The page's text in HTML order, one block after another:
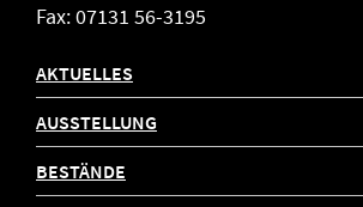
Fax: 07131 56-3195
AKTUELLES
AUSSTELLUNG
BESTÄNDE